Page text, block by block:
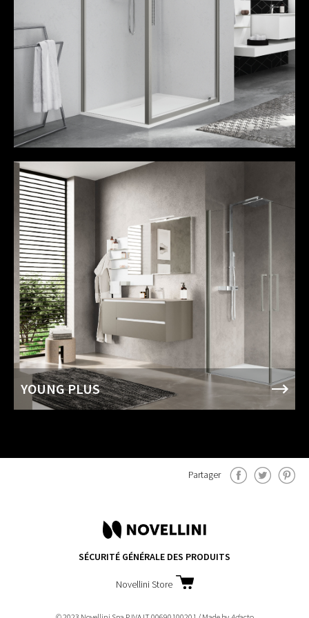
YOUNG PLUS
Partager
SÉCURITÉ GÉNÉRALE DES PRODUITS
Novellini Store